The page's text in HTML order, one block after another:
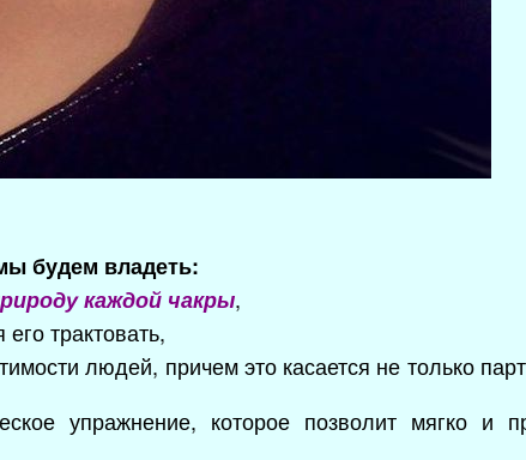
будем владеть:
каждой чакры,
трактовать,
людей, причем это касается не только
упражнение, которое позволит мягко и